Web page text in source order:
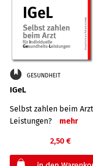
GESUNDHEIT
IGeL
Selbst zahlen beim
Leis­tungen?
mehr
2,50 €